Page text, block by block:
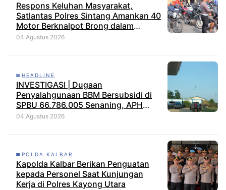
Respons Keluhan Masyarakat,
Satlantas Polres Sintang Amankan 40
Motor Berknalpot Brong dalam
Strong Point Pagi
04 Agustus 2026
HEADLINE
INVESTIGASI | Dugaan
Penyalahgunaan BBM Bersubsidi di
SPBU 66.786.005 Senaning, APH
Jangan Tutup Mata, BPH Migas
04 Agustus 2026
POLDA KALBAR
Kapolda Kalbar Berikan Penguatan
kepada Personel Saat Kunjungan
Kerja di Polres Kayong Utara